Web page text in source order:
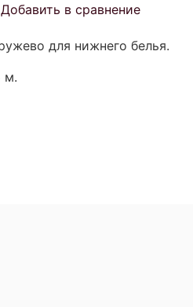
Добавить в сравнение
для нижнего белья.
м.